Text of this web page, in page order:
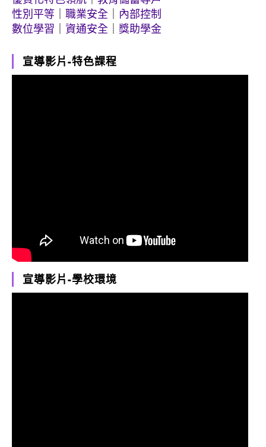
性別平等
職業安全
內部控制
數位學習
資通安全 獎助學金
宣導影片-特色課程
宣導影片-學校環境